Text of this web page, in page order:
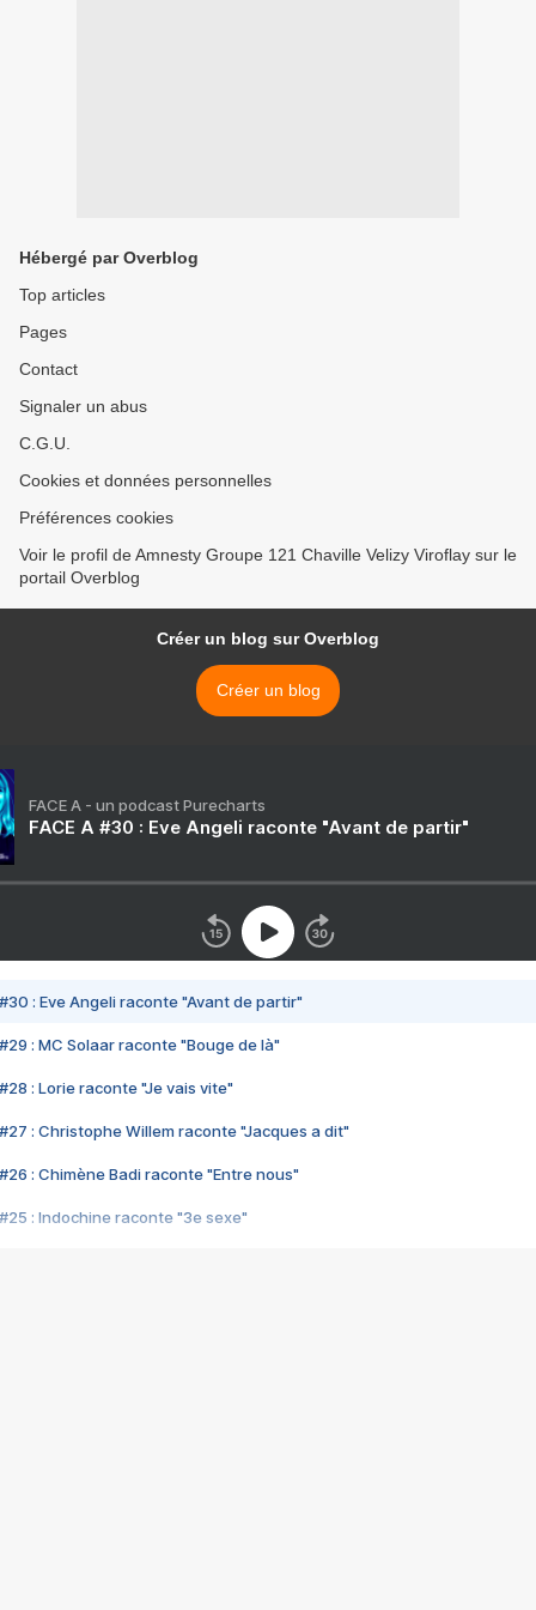
Hébergé par Overblog
Top articles
Pages
Contact
Signaler un abus
C.G.U.
Cookies et données personnelles
Préférences cookies
Voir le profil de Amnesty Groupe 121 Chaville Velizy Viroflay sur le
portail Overblog
Créer un blog sur Overblog
Créer un blog
FACE A - un podcast Purecharts
FACE A #30 : Eve Angeli raconte "Avant de partir"
#30 : Eve Angeli raconte "Avant de partir"
#29 : MC Solaar raconte "Bouge de là"
#28 : Lorie raconte "Je vais vite"
#27 : Christophe Willem raconte "Jacques a dit"
#26 : Chimène Badi raconte "Entre nous"
#25 : Indochine raconte "3e sexe"